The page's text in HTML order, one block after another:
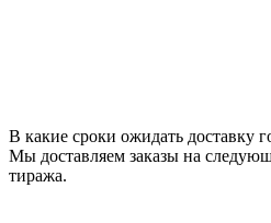
В какие сроки ожидать доставку
Мы доставляем заказы на
тиража.